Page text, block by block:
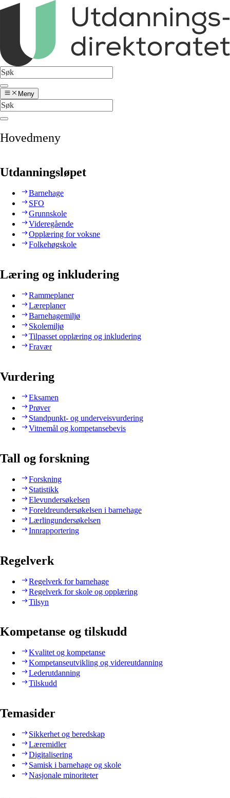
Meny
Hovedmeny
Utdanningsløpet
Barnehage
SFO
Grunnskole
Videregående
Opplæring for voksne
Folkehøgskole
Læring og inkludering
Rammeplaner
Læreplaner
Barnehagemiljø
Skolemiljø
Tilpasset opplæring og inkludering
Fravær
Vurdering
Eksamen
Prøver
Standpunkt- og underveisvurdering
Vitnemål og kompetansebevis
Tall og forskning
Forskning
Statistikk
Elevundersøkelsen
Foreldreundersøkelsen i barnehage
Lærlingundersøkelsen
Innrapportering
Regelverk
Regelverk for barnehage
Regelverk for skole og opplæring
Tilsyn
Kompetanse og tilskudd
Kvalitet og kompetanse
Kompetanseutvikling og videreutdanning
Lederutdanning
Tilskudd
Temasider
Sikkerhet og beredskap
Læremidler
Digitalisering
Samisk i barnehage og skole
Nasjonale minoriteter